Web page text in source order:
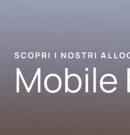
SCOPRI I NOSTRI
Mobile